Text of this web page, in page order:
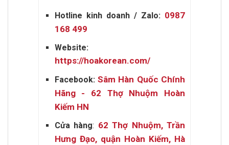
Hotline kinh doanh / Zalo: 0987
168 499
Website:
https://hoakorean.com/
Facebook:Sâm Hàn Quốc Chính
Hãng - 62 Thợ Nhuộm Hoàn
Kiếm HN
Cửa hàng: 62 Thợ Nhuộm, Trần
Hưng Đạo, quận Hoàn Kiếm, Hà